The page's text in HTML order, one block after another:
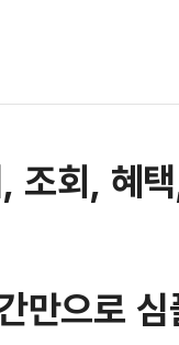
조회, 혜
만으로